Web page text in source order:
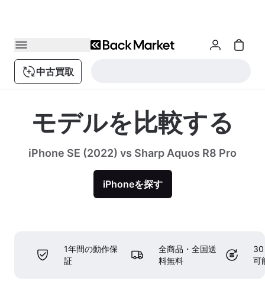
中古買取
モデルを比較する
iPhone SE (2022) vs Sharp Aquos R8 Pro
iPhoneを探す
1年間の動作保
証
全商品・全国送
料無料
30
可